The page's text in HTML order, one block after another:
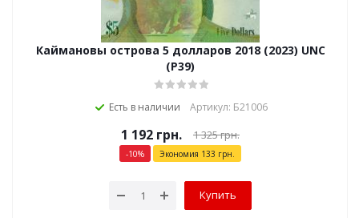
Каймановы острова 5 долларов 2018 (2023) UNC
(P39)
Есть в наличии Артикул: Б21006
1 192 грн. 1 325грн.
-10% Экономия 133 грн.
Купить